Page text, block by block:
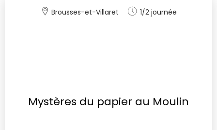
Brousses-et-Villaret 1/2 journée
Mystères du papier au Moulin